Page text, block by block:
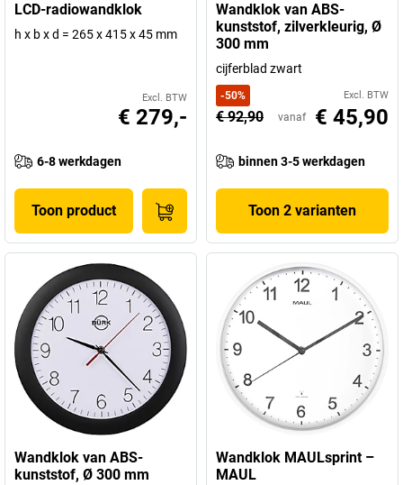
LCD-radiowandklok
h x b x d = 265 x 415 x 45 mm
Excl. BTW
€ 279,-
6-8 werkdagen
Toon product
Wandklok van ABS-
kunststof, zilverkleurig, Ø
300 mm
cijferblad zwart
-50% Excl. BTW
€ 92,90 vanaf € 45,90
binnen 3-5 werkdagen
Toon 2 varianten
Wandklok van ABS-
kunststof, Ø 300 mm
Wandklok MAULsprint –
MAUL